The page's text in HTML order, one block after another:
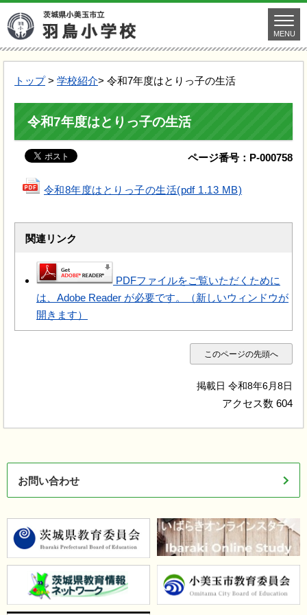
MENU
トップ> 学校紹介> 令和7年度はとりっ子の生活
令和7年度はとりっ子の生活
ページ番号：P-000758
令和8年度はとりっ子の生活(pdf 1.13 MB)
関連リンク
PDFファイルをご覧いただくために
は、Adobe Reader が必要です。（新しいウィンドウが
開きます）
このページの先頭へ
掲載日 令和8年6月8日
アクセス数 604
お問い合わせ